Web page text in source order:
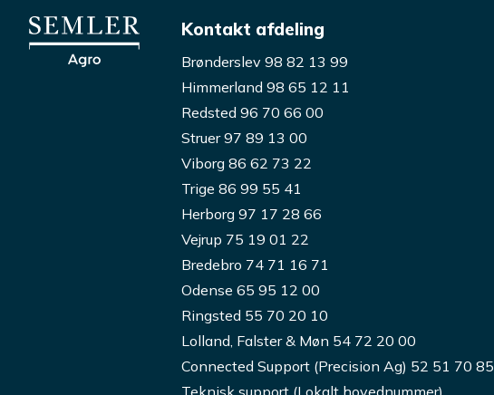
Kontakt afdeling
Brønderslev 98 82 13 99
Himmerland 98 65 12 11
Redsted 96 70 66 00
Struer 97 89 13 00
Viborg 86 62 73 22
Trige 86 99 55 41
Herborg 97 17 28 66
Vejrup 75 19 01 22
Bredebro 74 71 16 71
Odense 65 95 12 00
Ringsted 55 70 20 10
Lolland, Falster & Møn 54 72 20 00
Connected Support (Precision Ag) 52 51 70 85